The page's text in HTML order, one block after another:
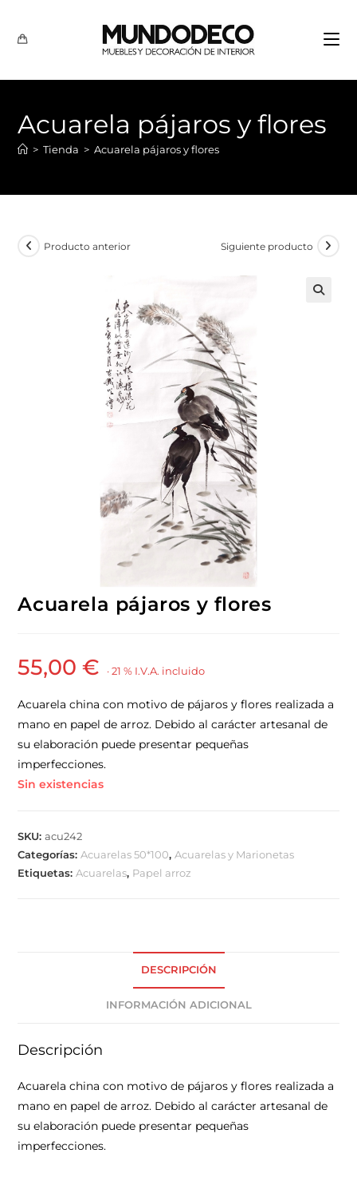
Acuarela pájaros y flores
> Tienda > Acuarela pájaros y flores
Producto anterior Siguiente producto
Acuarela pájaros y flores
55,00€ · 21 % I.V.A. incluido
Acuarela china con motivo de pájaros y flores realizada a
mano en papel de arroz. Debido al carácter artesanal de
su elaboración puede presentar pequeñas
imperfecciones.
Sin existencias
SKU:acu242
Categorías:Acuarelas 50*100,Acuarelas y Marionetas
Etiquetas:Acuarelas, Papel arroz
DESCRIPCIÓN
INFORMACIÓN ADICIONAL
Descripción
Acuarela china con motivo de pájaros y flores realizada a
mano en papel de arroz. Debido al carácter artesanal de
su elaboración puede presentar pequeñas
imperfecciones.